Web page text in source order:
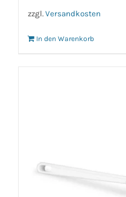
zzgl. Versandkosten
In den Warenkorb